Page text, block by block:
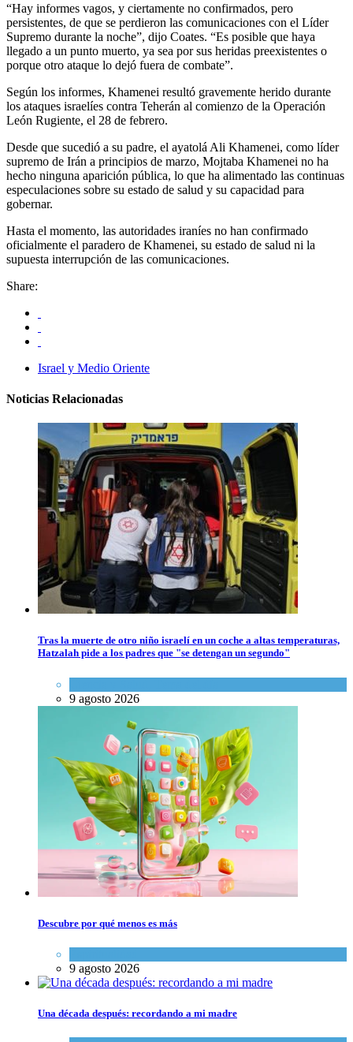
“Hay informes vagos, y ciertamente no confirmados, pero
persistentes, de que se perdieron las comunicaciones con el Líder
Supremo durante la noche”, dijo Coates. “Es posible que haya
llegado a un punto muerto, ya sea por sus heridas preexistentes o
porque otro ataque lo dejó fuera de combate”.
Según los informes, Khamenei resultó gravemente herido durante
los ataques israelíes contra Teherán al comienzo de la Operación
León Rugiente, el 28 de febrero.
Desde que sucedió a su padre, el ayatolá Ali Khamenei, como líder
supremo de Irán a principios de marzo, Mojtaba Khamenei no ha
hecho ninguna aparición pública, lo que ha alimentado las continuas
especulaciones sobre su estado de salud y su capacidad para
gobernar.
Hasta el momento, las autoridades iraníes no han confirmado
oficialmente el paradero de Khamenei, su estado de salud ni la
supuesta interrupción de las comunicaciones.
Share:
Israel y Medio Oriente
Noticias Relacionadas
Tras la muerte de otro niño israelí en un coche a altas temperaturas,
Hatzalah pide a los padres que "se detengan un segundo"
9 agosto 2026
Descubre por qué menos es más
9 agosto 2026
Una década después: recordando a mi madre